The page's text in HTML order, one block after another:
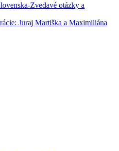
Zvedavé otázky a
Juraj Martiška a Maximiliána